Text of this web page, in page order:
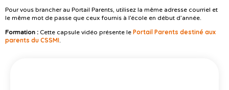
Pour vous brancher au Portail Parents, utilisez la même adresse courriel et
le même mot de passe que ceux fournis à l’école en début d’année.
Formation : Cette capsule vidéo présente le Portail Parents destiné aux
parents du CSSMI.